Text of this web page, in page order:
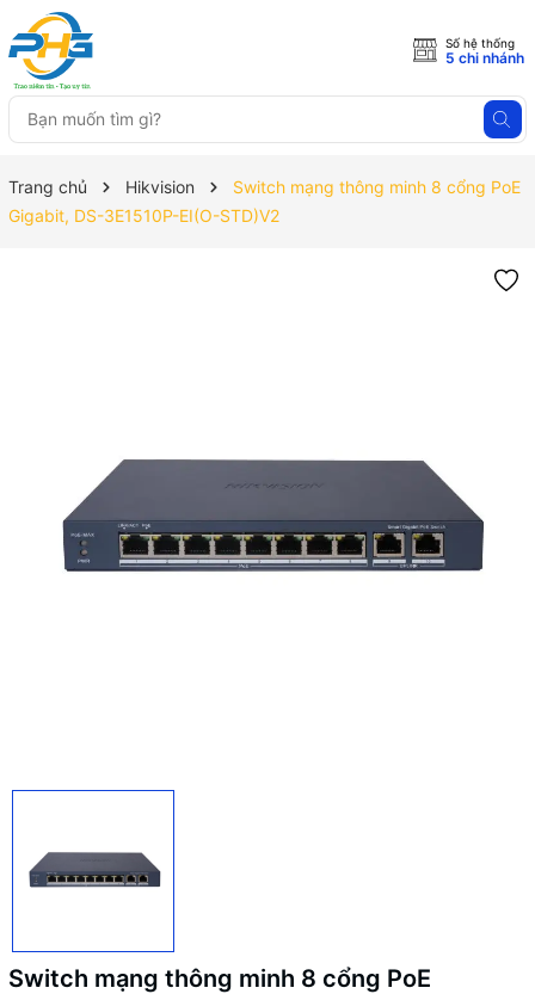
Số hệ thống
5 chi nhánh
Trang chủ Hikvision
Switch mạng thông minh 8 cổng PoE
Gigabit, DS-3E1510P-EI(O-STD)V2
Switch mạng thông minh 8 cổng PoE